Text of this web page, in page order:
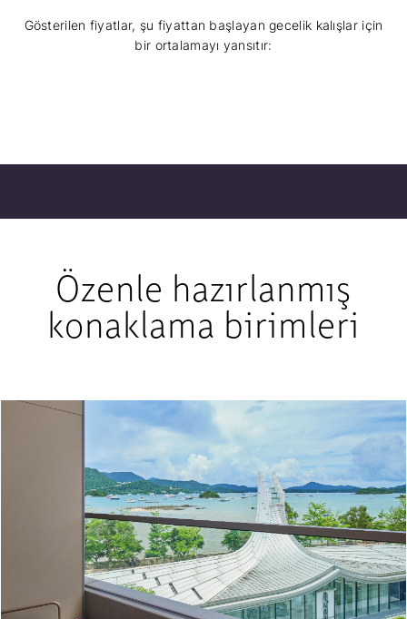
Gösterilen fiyatlar, şu fiyattan başlayan gecelik kalışlar için
bir ortalamayı yansıtır:
Özenle hazırlanmış
konaklama birimleri